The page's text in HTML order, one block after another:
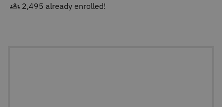
2,495 already enrolled!